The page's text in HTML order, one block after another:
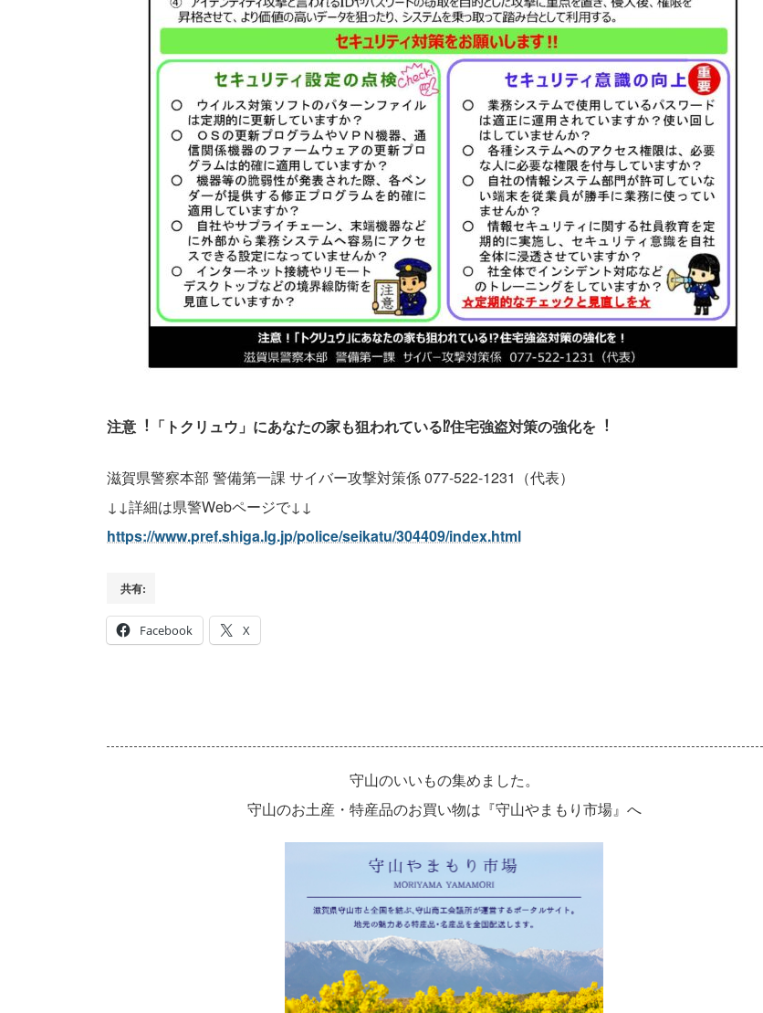
注意︕「トクリュウ」にあなたの家も狙われている⁉住宅強盗対策の強化を︕
滋賀県警察本部 警備第一課 サイバー攻撃対策係 077-522-1231（代表）
↓↓詳細は県警Webページで↓↓
https://www.pref.shiga.lg.jp/police/seikatu/304409/index.html
共有:
Facebook X
守山のいいもの集めました。
守山のお土産・特産品のお買い物は『守山やまもり市場』へ